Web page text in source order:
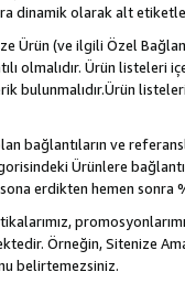
dinamik olarak alt
Ürün (ve ilgili Özel
olmalıdır. Ürün listeleri
bulunmalıdır.Ürün
bağlantıların ve
Ürünlere
erdikten hemen sonra
Örneğin, Sitenize
belirtemezsiniz.